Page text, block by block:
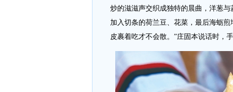
炒的滋滋声交织成独特的晨曲，洋葱
加入切条的荷兰豆、花菜，最后海蛎
皮裹着吃才不会散。”庄固本说话时，